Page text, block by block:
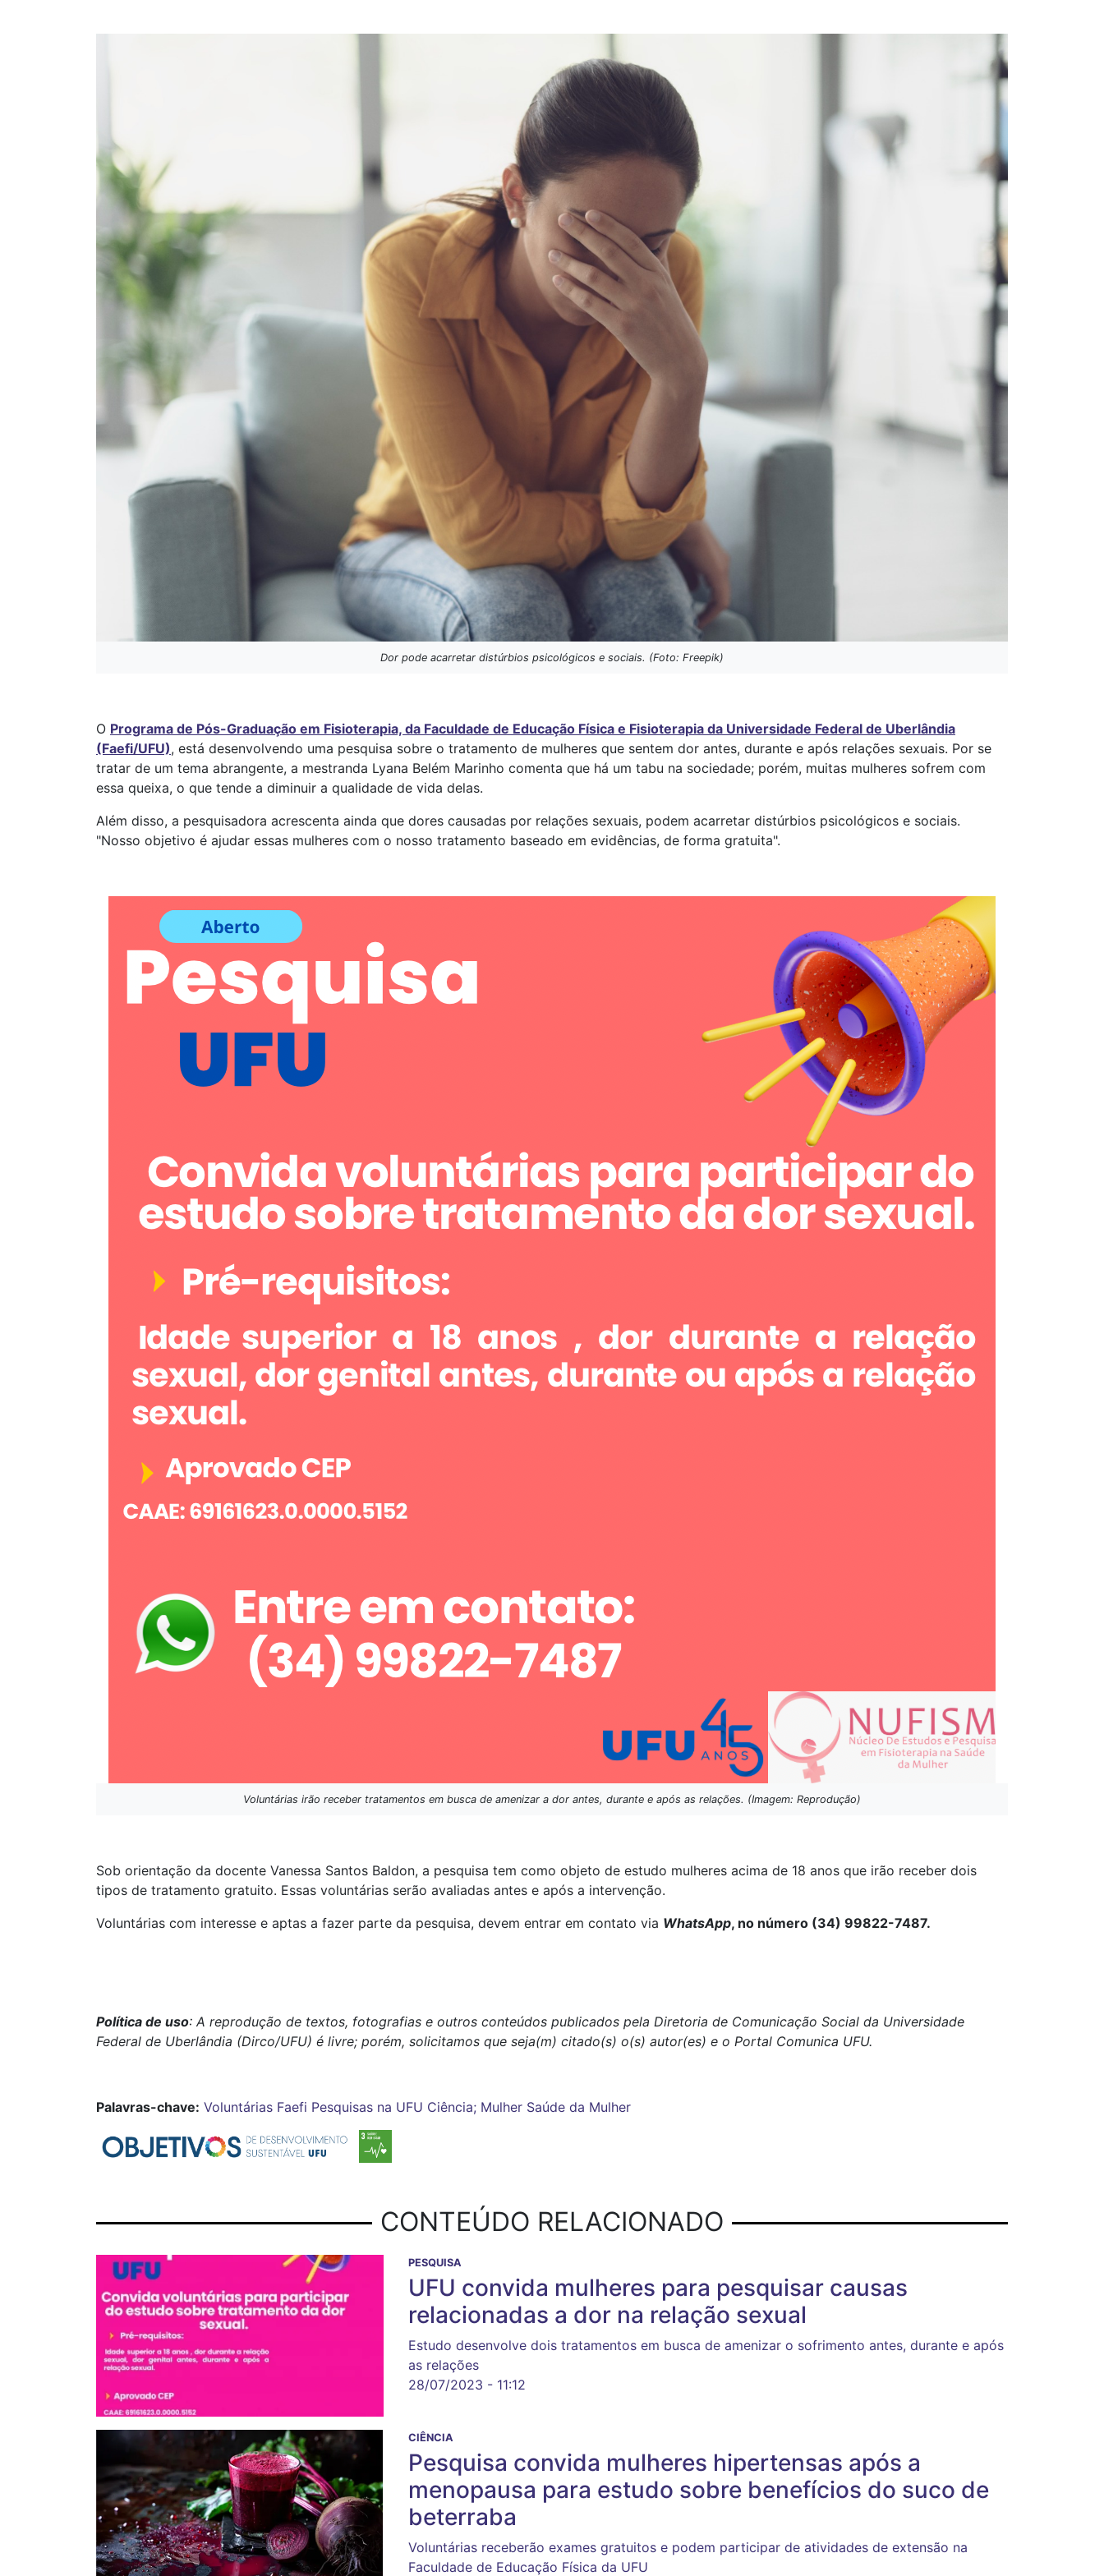
Dor pode acarretar distúrbios psicológicos e sociais. (Foto: Freepik)
O Programa de Pós-Graduação em Fisioterapia, da Faculdade de Educação Física e Fisioterapia da Universidade Federal de Uberlândia
(Faefi/UFU), está desenvolvendo uma pesquisa sobre o tratamento de mulheres que sentem dor antes, durante e após relações sexuais. Por se
tratar de um tema abrangente, a mestranda Lyana Belém Marinho comenta que há um tabu na sociedade; porém, muitas mulheres sofrem com
essa queixa, o que tende a diminuir a qualidade de vida delas.
Além disso, a pesquisadora acrescenta ainda que dores causadas por relações sexuais, podem acarretar distúrbios psicológicos e sociais.
"Nosso objetivo é ajudar essas mulheres com o nosso tratamento baseado em evidências, de forma gratuita".
Voluntárias irão receber tratamentos em busca de amenizar a dor antes, durante e após as relações. (Imagem: Reprodução)
Sob orientação da docente Vanessa Santos Baldon, a pesquisa tem como objeto de estudo mulheres acima de 18 anos que irão receber dois
tipos de tratamento gratuito. Essas voluntárias serão avaliadas antes e após a intervenção.
Voluntárias com interesse e aptas a fazer parte da pesquisa, devem entrar em contato via WhatsApp, no número (34) 99822-7487.
Política de uso: A reprodução de textos, fotografias e outros conteúdos publicados pela Diretoria de Comunicação Social da Universidade
Federal de Uberlândia (Dirco/UFU) é livre; porém, solicitamos que seja(m) citado(s) o(s) autor(es) e o Portal Comunica UFU.
Palavras-chave: Voluntárias Faefi Pesquisas na UFU Ciência; Mulher Saúde da Mulher
CONTEÚDO RELACIONADO
PESQUISA
UFU convida mulheres para pesquisar causas
relacionadas a dor na relação sexual
Estudo desenvolve dois tratamentos em busca de amenizar o sofrimento antes, durante e após
as relações
28/07/2023 - 11:12
CIÊNCIA
Pesquisa convida mulheres hipertensas após a
menopausa para estudo sobre benefícios do suco de
beterraba
Voluntárias receberão exames gratuitos e podem participar de atividades de extensão na
Faculdade de Educação Física da UFU